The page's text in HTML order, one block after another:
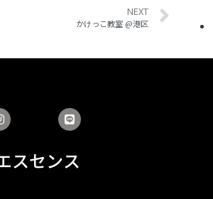
NEXT
かけっこ教室 @港区
スセンス